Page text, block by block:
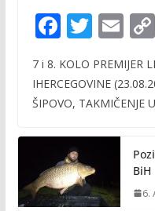
F
e
b
o
k
T
itt
er
E
ai
l
C
7 i 8. KOLO PREMIJER
IHERCEGOVINE
ŠIPOVO, TAKMIČENJE
BiH
6.